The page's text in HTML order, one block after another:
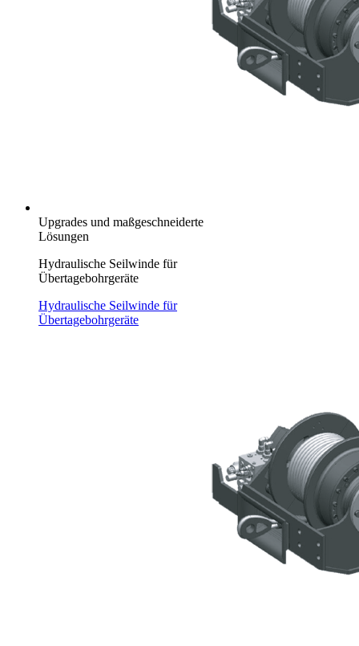
Upgrades und maßgeschneiderte
Lösungen
Hydraulische Seilwinde für
Übertagebohrgeräte
Hydraulische Seilwinde für
Übertagebohrgeräte